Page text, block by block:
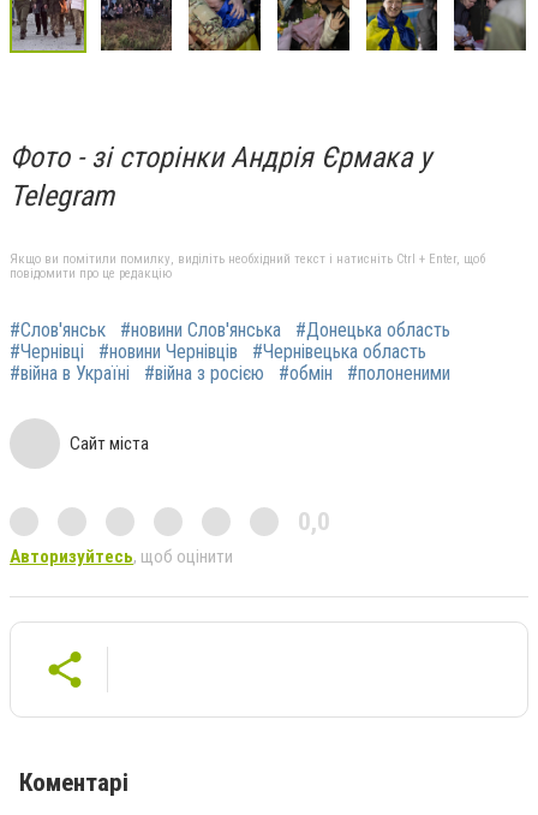
Фото - зі сторінки Андрія Єрмака у
Telegram
Якщо ви помітили помилку, виділіть необхідний текст і натисніть Ctrl + Enter, щоб
повідомити про це редакцію
#Слов'янськ #новини Слов'янська
#Донецька область
#Чернівці
#новини Чернівців
#Чернівецька область
#війна в Україні
#війна з росією #обмін #полоненими
Сайт міста
0,0
Авторизуйтесь, щоб оцінити
Коментарі